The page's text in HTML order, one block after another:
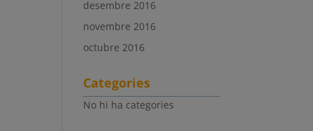
desembre 2016
novembre 2016
octubre 2016
Categories
No hi ha categories